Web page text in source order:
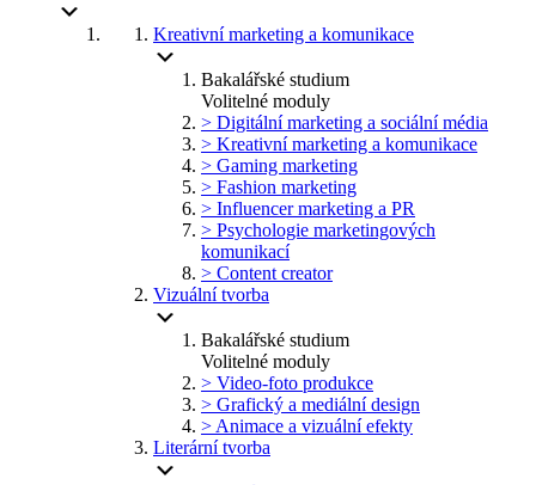
Kreativní marketing a komunikace
Bakalářské studium
Volitelné moduly
> Digitální marketing a sociální média
> Kreativní marketing a komunikace
> Gaming marketing
> Fashion marketing
> Influencer marketing a PR
> Psychologie marketingových
komunikací
> Content creator
Vizuální tvorba
Bakalářské studium
Volitelné moduly
> Video-foto produkce
> Grafický a mediální design
> Animace a vizuální efekty
Literární tvorba